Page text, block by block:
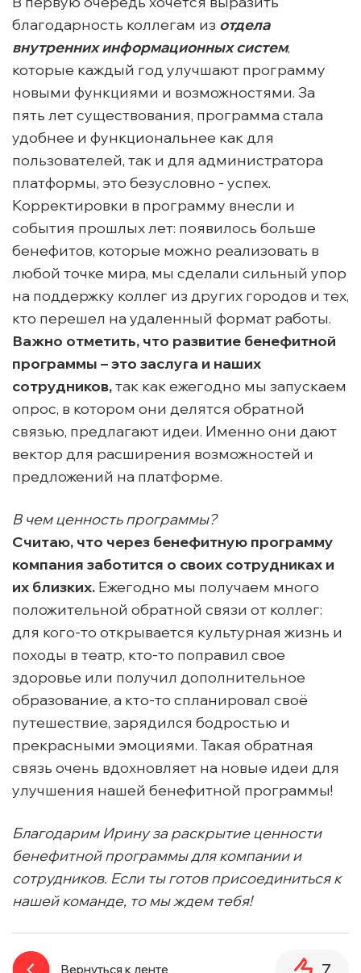
благодарность коллегам из отдела
внутренних информационных систем,
которые каждый год улучшают программу
новыми функциями и возможностями. За
пять лет существования, программа стала
удобнее и функциональнее как для
пользователей, так и для администратора
платформы, это безусловно - успех.
Корректировки в программу внесли и
события прошлых лет: появилось больше
бенефитов, которые можно реализовать в
любой точке мира, мы сделали сильный упор
на поддержку коллег из других городов и тех,
кто перешел на удаленный формат работы.
Важно отметить, что развитие бенефитной
программы – это заслуга и наших
сотрудников,так как ежегодно мы запускаем
опрос, в котором они делятся обратной
связью, предлагают идеи. Именно они дают
вектор для расширения возможностей и
предложений на платформе.
В чем ценность программы?
Считаю, что через бенефитную программу
компания заботится о своих сотрудниках и
их близких. Ежегодно мы получаем много
положительной обратной связи от коллег:
для кого-то открывается культурная жизнь и
походы в театр, кто-то поправил свое
здоровье или получил дополнительное
образование, а кто-то спланировал своё
путешествие, зарядился бодростью и
прекрасными эмоциями. Такая обратная
связь очень вдохновляет на новые идеи для
улучшения нашей бенефитной программы!
Благодарим Ирину за раскрытие ценности
бенефитной программы для компании и
сотрудников. Если ты готов присоединиться к
нашей команде, то мы ждем тебя!
Вернуться к ленте